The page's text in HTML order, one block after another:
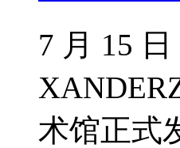
7 月 15
术馆正式